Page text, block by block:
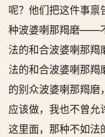
呢？他们把这件事禀
种波婆喇那羯磨——
法的和合波婆喇那羯
法的和合波婆喇那羯
的别众波婆喇那羯磨
应该做，我也不曾允
这里面，那种不如法